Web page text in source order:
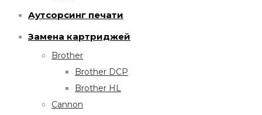
Аутсорсинг печати
Замена картриджей
Brother
Brother DCP
Brother HL
Cannon